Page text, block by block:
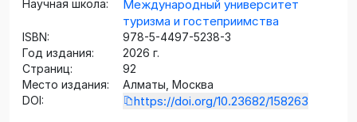
Научная школа:
Международный университет
туризма и гостеприимства
ISBN:
978-5-4497-5238-3
Год издания:
2026 г.
Страниц:
92
Место издания:
Алматы, Москва
DOI:
https://doi.org/10.23682/158263